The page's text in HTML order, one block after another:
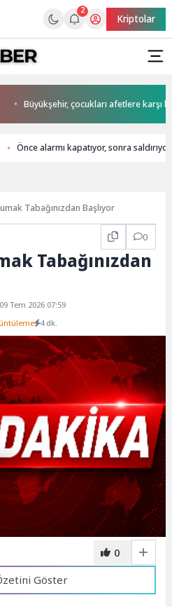
2
Kriptolar
Büyükşehir, çocukları afetlere karşı
Önce alarmı kapatıyor, sonra saldırıyor
Tabağınızdan Başlıyor
0
Tabağınızdan
09 Tem 2026 07:59
4 dk.
0
Göster